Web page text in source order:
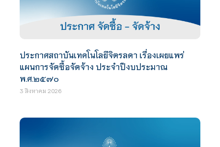
ประกาศสถาบันเทคโนโลยีจิตรลดา เรื่องเผยแพร่
แผนการจัดซื้อจัดจ้าง ประจำปีงบประมาณ
พ.ศ.๒๕๗๐
3 สิงหาคม 2026